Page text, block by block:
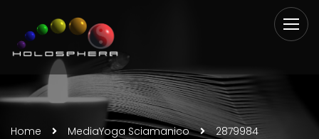
Home MediaYoga Sciamanico 2879984